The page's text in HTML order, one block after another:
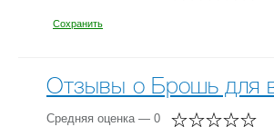
Сохранить
Отзывы о Брошь для
Средняя оценка — 0